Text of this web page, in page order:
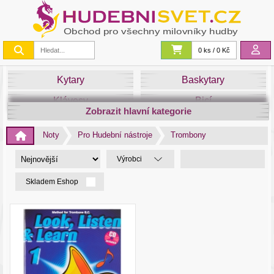
0 ks / 0 Kč
Kytary
Baskytary
Klávesy
Bicí
Smyčce
Dechy
Světla
Zvuk&Studio
Zobrazit hlavní kategorie
Noty Pro Hudební nástroje Trombony
Výrobci
Skladem Eshop